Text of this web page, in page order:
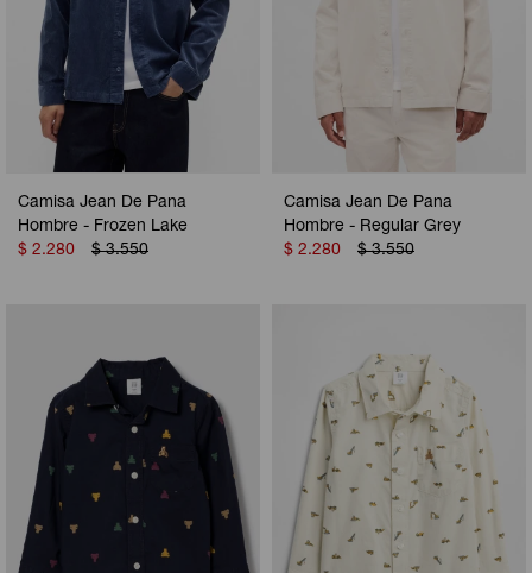
Camisa Jean De Pana
Hombre - Frozen Lake
$ 2.280 $ 3.550
Camisa Jean De Pana
Hombre - Regular Grey
$ 2.280 $ 3.550